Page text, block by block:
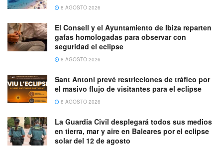
8 AGOSTO 2026
El Consell y el Ayuntamiento de Ibiza reparten
gafas homologadas para observar con
seguridad el eclipse
8 AGOSTO 2026
Sant Antoni prevé restricciones de tráfico por
el masivo flujo de visitantes para el eclipse
8 AGOSTO 2026
La Guardia Civil desplegará todos sus medios
en tierra, mar y aire en Baleares por el eclipse
solar del 12 de agosto